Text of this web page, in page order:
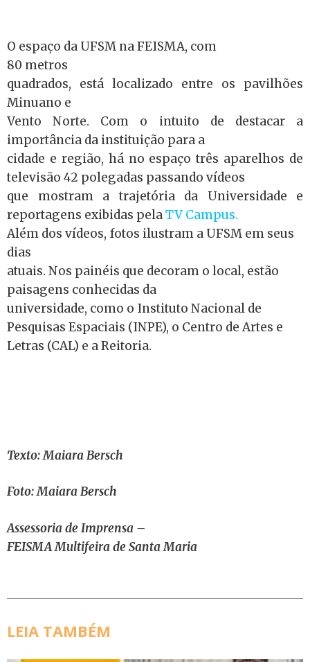
O espaço da UFSM na FEISMA, com
80 metros
quadrados, está localizado entre os pavilhões
Minuano e
Vento Norte. Com o intuito de destacar a
importância da instituição para a
cidade e região, há no espaço três aparelhos de
televisão 42 polegadas passando vídeos
que mostram a trajetória da Universidade e
reportagens exibidas pelaTV Campus.
Além dos vídeos, fotos ilustram a UFSM em seus
dias
atuais. Nos painéis que decoram o local, estão
paisagens conhecidas da
universidade, como o Instituto Nacional de
Pesquisas Espaciais (INPE), o Centro de Artes e
Letras (CAL) e a Reitoria.
Texto: Maiara Bersch
Foto: Maiara Bersch
Assessoria de Imprensa –
FEISMA Multifeira de Santa Maria
LEIA TAMBÉM